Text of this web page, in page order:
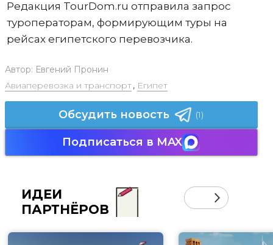
Редакция TourDom.ru отправила запрос
туроператорам, формирующим туры на
рейсах египетского перевозчика.
Автор: Евгений Пронин
Авиаперевозка и транспорт, Египет
Обсудить новость (1)
Подписаться в MAX
ИДЕИ
ПАРТНЁРОВ